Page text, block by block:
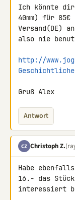
Ich könnte
40mm) für
Versand(DE)
also nie
http://
Gruß Alex
Antwort
CZ Christoph Z.
Habe
16.- das
interessiert